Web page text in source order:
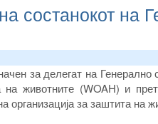
состанокот на
за делегат на Генерално
на животните (WOAH) и
организација за заштита на